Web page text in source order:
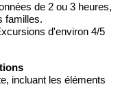
de 2 ou 3 heures,
familles.
d'environ 4/5
incluant les éléments